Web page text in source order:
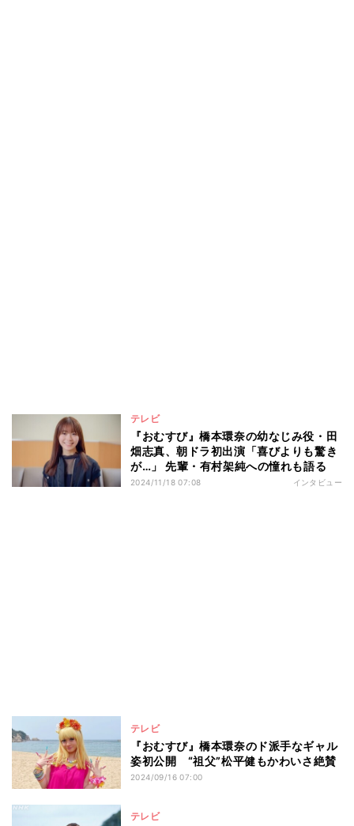
テレビ
『おむすび』橋本環奈の幼なじみ役・田
畑志真、朝ドラ初出演「喜びよりも驚き
が…」 先輩・有村架純への憧れも語る
2024/11/18 07:08 インタビュー
テレビ
『おむすび』橋本環奈のド派手なギャル
姿初公開 “祖父”松平健もかわいさ絶賛
2024/09/16 07:00
テレビ